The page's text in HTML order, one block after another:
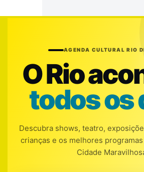
AGENDA CULTURAL RIO
O Rio
todos os
Descubra shows, teatro,
crianças e os melhores
Cidade